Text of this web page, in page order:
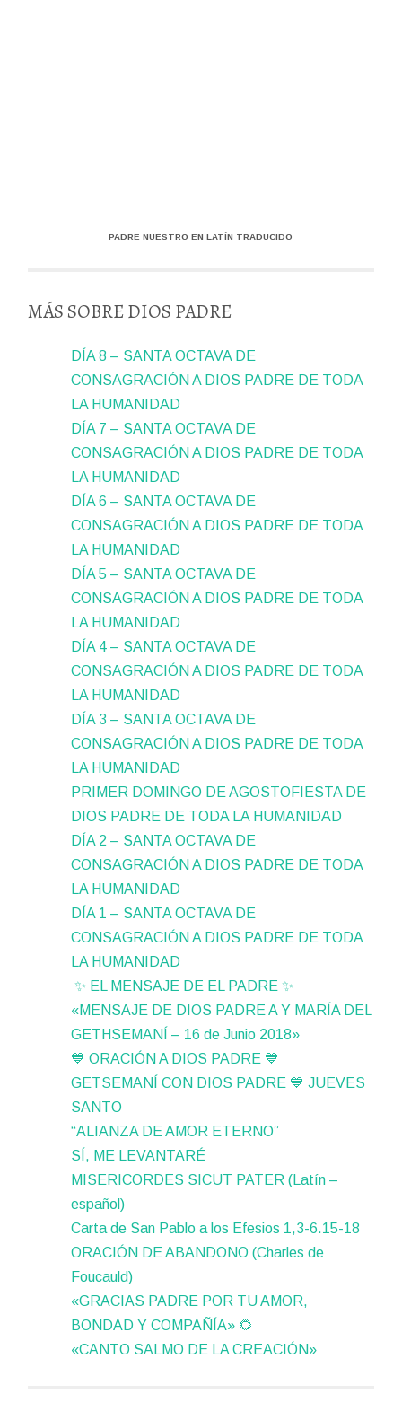
PADRE NUESTRO EN LATÍN TRADUCIDO
MÁS SOBRE DIOS PADRE
DÍA 8 – SANTA OCTAVA DE
CONSAGRACIÓN A DIOS PADRE DE TODA
LA HUMANIDAD
DÍA 7 – SANTA OCTAVA DE
CONSAGRACIÓN A DIOS PADRE DE TODA
LA HUMANIDAD
DÍA 6 – SANTA OCTAVA DE
CONSAGRACIÓN A DIOS PADRE DE TODA
LA HUMANIDAD
DÍA 5 – SANTA OCTAVA DE
CONSAGRACIÓN A DIOS PADRE DE TODA
LA HUMANIDAD
DÍA 4 – SANTA OCTAVA DE
CONSAGRACIÓN A DIOS PADRE DE TODA
LA HUMANIDAD
DÍA 3 – SANTA OCTAVA DE
CONSAGRACIÓN A DIOS PADRE DE TODA
LA HUMANIDAD
PRIMER DOMINGO DE AGOSTOFIESTA DE
DIOS PADRE DE TODA LA HUMANIDAD
DÍA 2 – SANTA OCTAVA DE
CONSAGRACIÓN A DIOS PADRE DE TODA
LA HUMANIDAD
DÍA 1 – SANTA OCTAVA DE
CONSAGRACIÓN A DIOS PADRE DE TODA
LA HUMANIDAD
✨ EL MENSAJE DE EL PADRE ✨
«MENSAJE DE DIOS PADRE A Y MARÍA DEL
GETHSEMANÍ – 16 de Junio 2018»
💙 ORACIÓN A DIOS PADRE 💙
GETSEMANÍ CON DIOS PADRE 💙 JUEVES
SANTO
“ALIANZA DE AMOR ETERNO”
SÍ, ME LEVANTARÉ
MISERICORDES SICUT PATER (Latín –
español)
Carta de San Pablo a los Efesios 1,3-6.15-18
ORACIÓN DE ABANDONO (Charles de
Foucauld)
«GRACIAS PADRE POR TU AMOR,
BONDAD Y COMPAÑÍA» 🌻
«CANTO SALMO DE LA CREACIÓN»